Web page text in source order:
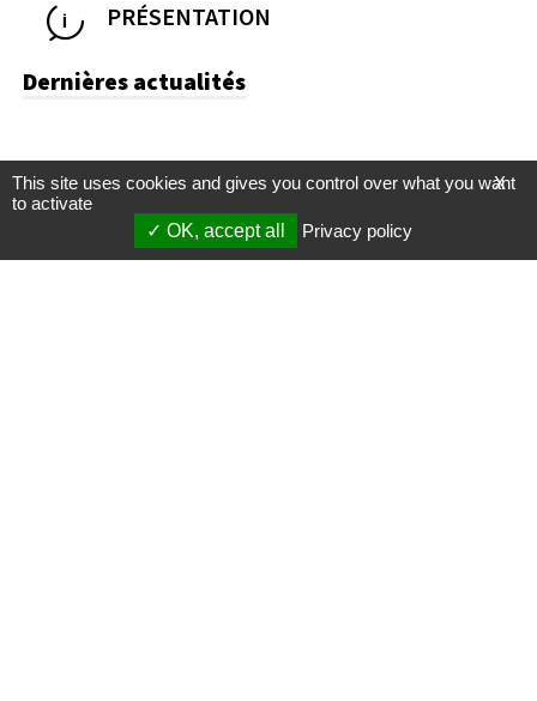
PRÉSENTATION
Dernières actualités
X
This site uses cookies and gives you control over what you want
to activate
OK, accept all
Privacy policy